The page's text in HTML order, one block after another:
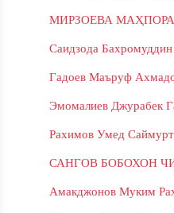
МИРЗОЕВА
Саидзода
Гадоев Маъруф
Эмомалиев Джурабек
Рахимов Умед
САНГОВ БОБОХОН
Амакджонов Муким